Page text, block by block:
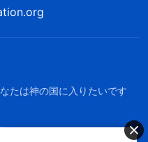
たは神の国に入りたいです